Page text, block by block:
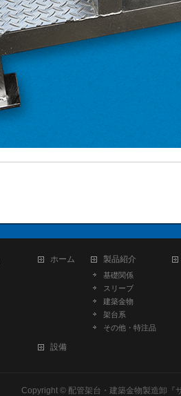
ホーム 製品紹介
基礎関係
スリーブ
建築金物
架台系
その他・特注品
設備
Copyright © 配管架台・建築金物製造卸『